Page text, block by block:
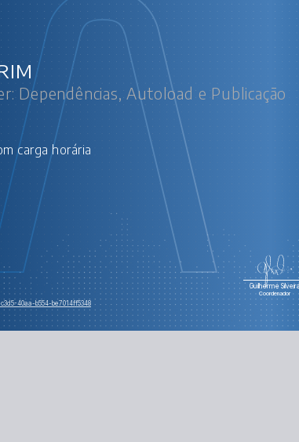
Dependências, Autoload e Publicação
Guilherme Silveira
Coordenador
40aa-b554-be7014ff5348
Gerenciando